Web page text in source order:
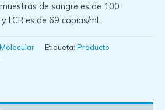
de sangre es de 100
LCR es de 69 copias/mL.
Etiqueta: Producto